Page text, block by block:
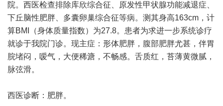
院。西医检查排除库欣综合征、原发性甲状腺功能减退症、
下丘脑性肥胖、多囊卵巢综合征等病。测其身高163cm，计
算BMI（身体质量指数）为27.8。患者为求进一步系统诊疗
就诊于我院门诊。现主症：形体肥胖，腹部肥胖尤甚，伴胃
脘堵闷，嗳气，大便稀溏，不畅感。舌质红，苔薄黄微腻，
脉弦滑。
西医诊断：肥胖。